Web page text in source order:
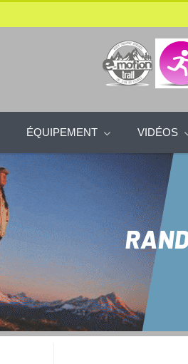
ÉQUIPEMENT VIDÉOS